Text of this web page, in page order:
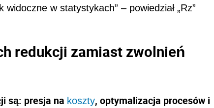
w statystykach” – powiedział „Rz”
redukcji zamiast zwolnień
są: presja na koszty, optymalizacja procesów i